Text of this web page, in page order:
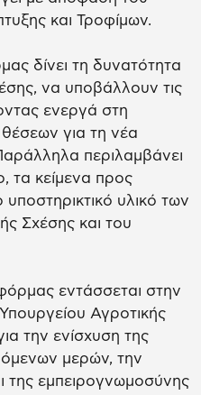
και Τροφίμων.
δίνει τη δυνατότητα
να υποβάλλουν τις
ενεργά στη
για τη νέα
περιλαμβάνει
τα κείμενα προς
υλικό των
Σχέσης και του
εντάσσεται στην
Αγροτικής
την ενίσχυση της
μερών, την
της εμπειρογνωμοσύνης